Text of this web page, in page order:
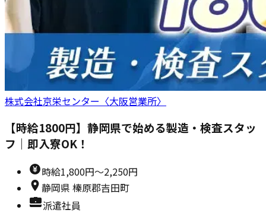
株式会社京栄センター〈大阪営業所〉
【時給1800円】静岡県で始める製造・検査スタッ
フ｜即入寮OK！
時給1,800円～2,250円
静岡県 榛原郡吉田町
派遣社員